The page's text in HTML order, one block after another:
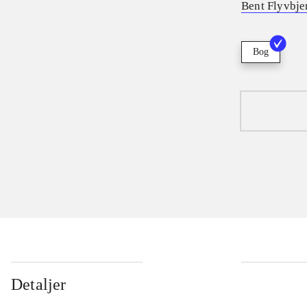
Bent
Bog
Detaljer